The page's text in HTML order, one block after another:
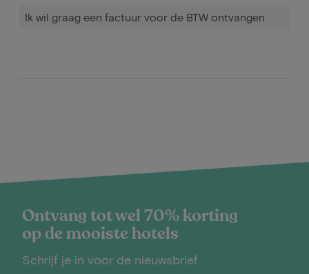
Ik wil graag een factuur voor de BTW ontvangen
Ontvang tot wel 70% korting
op de mooiste hotels
Schrijf je in voor de nieuwsbrief